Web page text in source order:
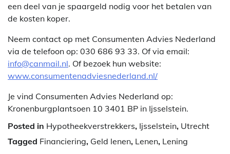
een deel van je spaargeld nodig voor het betalen van
de kosten koper.
Neem contact op met Consumenten Advies Nederland
via de telefoon op: 030 686 93 33. Of via email:
info@canmail.nl. Of bezoek hun website:
www.consumentenadviesnederland.nl/
Je vind Consumenten Advies Nederland op:
Kronenburgplantsoen 10 3401 BP in Ijsselstein.
Posted in Hypotheekverstrekkers, Ijsselstein, Utrecht
Tagged Financiering, Geld lenen, Lenen, Lening